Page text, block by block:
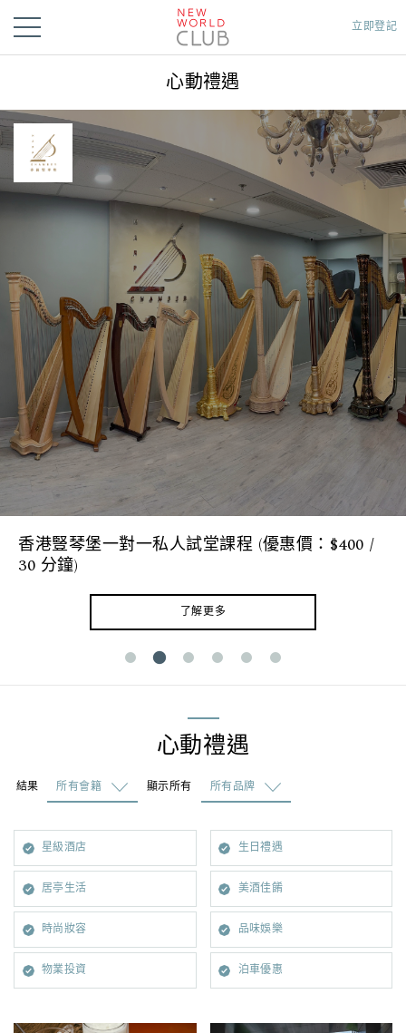
立即登記
心動禮遇
香港豎琴堡一對一私人試堂課程 (優惠價：$400 /
30 分鐘)
了解更多
心動禮遇
結果 所有會籍 顯示所有 所有品牌
星級酒店 生日禮遇
居亭生活 美酒佳餚
時尚妝容 品味娛樂
物業投資 泊車優惠